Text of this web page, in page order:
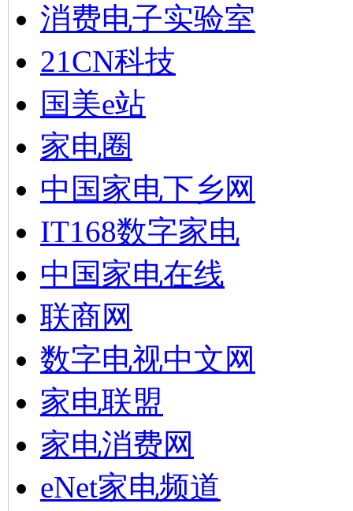
消费电子实验室
21CN科技
国美e站
家电圈
中国家电下乡网
IT168数字家电
中国家电在线
联商网
数字电视中文网
家电联盟
家电消费网
eNet家电频道